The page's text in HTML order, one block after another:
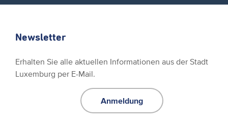
Newsletter
Erhalten Sie alle aktuellen Informationen aus der Stadt
Luxemburg per E-Mail.
Anmeldung